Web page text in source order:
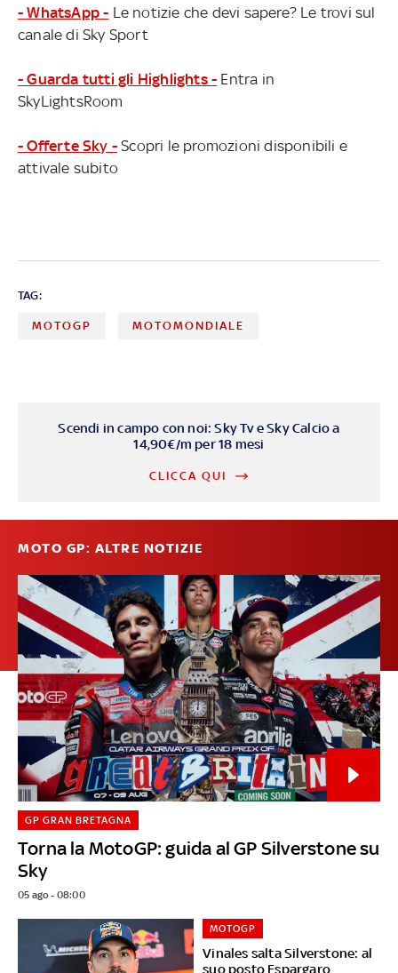
- WhatsApp - Le notizie che devi sapere? Le trovi sul
canale di Sky Sport
- Guarda tutti gli Highlights - Entra in
SkyLightsRoom
- Offerte Sky - Scopri le promozioni disponibili e
attivale subito
TAG:
MOTOGP MOTOMONDIALE
Scendi in campo con noi: Sky Tv e Sky Calcio a
14,90€/m per 18 mesi
CLICCA QUI
MOTO GP: ALTRE NOTIZIE
Torna la MotoGP: guida al GP Silverstone su
Sky
GP GRAN BRETAGNA
05 ago - 08:00
Vinales salta Silverstone: al
suo posto Espargaro
MOTOGP